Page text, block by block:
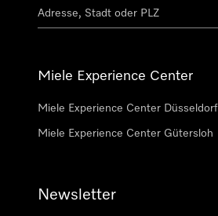
Miele Experience Center
Miele Experience Center Düsseldorf
Miele Experience Center Gütersloh
Newsletter